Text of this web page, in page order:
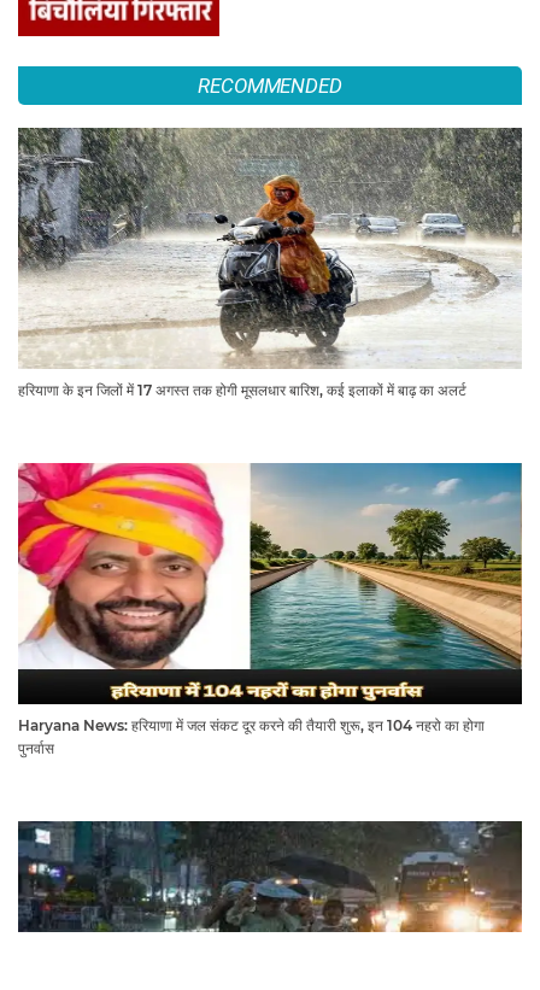
RECOMMENDED
हरियाणा के इन जिलों में 17 अगस्त तक होगी मूसलधार बारिश, कई इलाकों में बाढ़ का अलर्ट
Haryana News: हरियाणा में जल संकट दूर करने की तैयारी शुरू, इन 104 नहरो का होगा
पुनर्वास